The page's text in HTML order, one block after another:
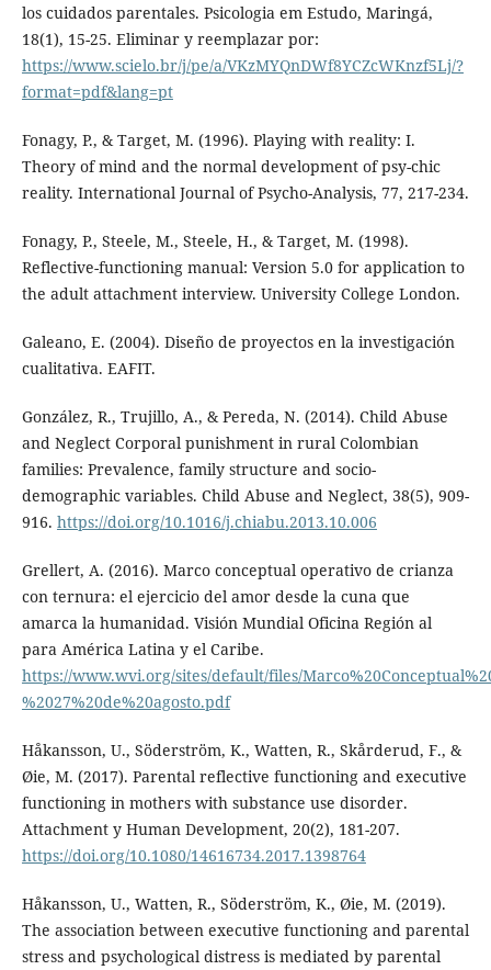
los cuidados parentales. Psicologia em Estudo, Maringá,
18(1), 15-25. Eliminar y reemplazar por:
https://www.scielo.br/j/pe/a/VKzMYQnDWf8YCZcWKnzf5Lj/?
format=pdf&lang=pt
Fonagy, P., & Target, M. (1996). Playing with reality: I.
Theory of mind and the normal development of psy-chic
reality. International Journal of Psycho-Analysis, 77, 217-234.
Fonagy, P., Steele, M., Steele, H., & Target, M. (1998).
Reflective-functioning manual: Version 5.0 for application to
the adult attachment interview. University College London.
Galeano, E. (2004). Diseño de proyectos en la investigación
cualitativa. EAFIT.
González, R., Trujillo, A., & Pereda, N. (2014). Child Abuse
and Neglect Corporal punishment in rural Colombian
families: Prevalence, family structure and socio-
demographic variables. Child Abuse and Neglect, 38(5), 909-
916. https://doi.org/10.1016/j.chiabu.2013.10.006
Grellert, A. (2016). Marco conceptual operativo de crianza
con ternura: el ejercicio del amor desde la cuna que
amarca la humanidad. Visión Mundial Oficina Región al
para América Latina y el Caribe.
https://www.wvi.org/sites/default/files/
%2027%20de%20agosto.pdf
Håkansson, U., Söderström, K., Watten, R., Skårderud, F., &
Øie, M. (2017). Parental reflective functioning and executive
functioning in mothers with substance use disorder.
Attachment y Human Development, 20(2), 181-207.
https://doi.org/10.1080/14616734.2017.1398764
Håkansson, U., Watten, R., Söderström, K., Øie, M. (2019).
The association between executive functioning and parental
stress and psychological distress is mediated by parental